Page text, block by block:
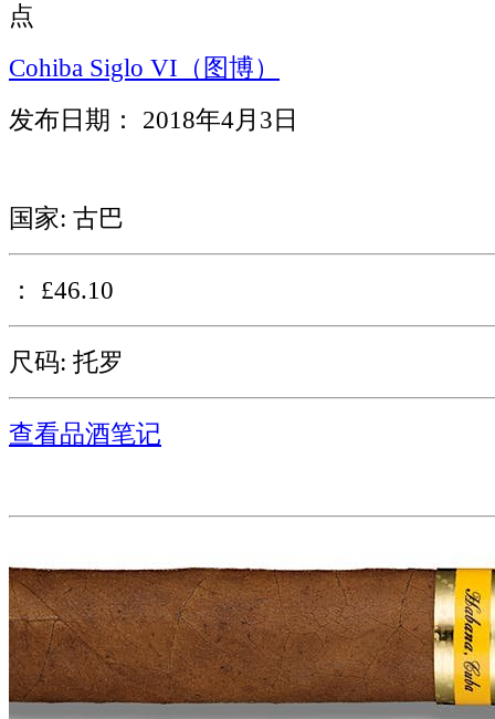
点
Cohiba Siglo VI（图博）
发布日期： 2018年4月3日
国家: 古巴
： £46.10
尺码: 托罗
查看品酒笔记